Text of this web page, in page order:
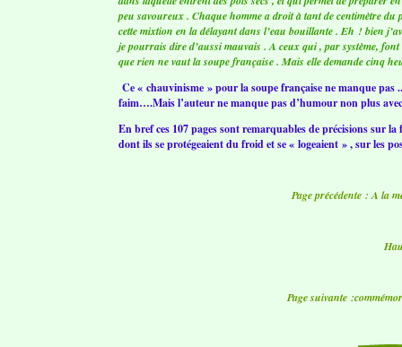
peu savoureux . Chaque homme a droit à tant de centimètre
cette mixtion en la délayant dans l’eau bouillante . Eh ! bien
je pourrais dire d’aussi mauvais . A ceux qui , par système,
que rien ne vaut la soupe française . Mais elle demande cinq
Ce « chauvinisme » pour la soupe française ne manque pas
faim….Mais l’auteur ne manque pas d’humour non plus
En bref ces 107 pages sont remarquables de précisions sur
dont ils se protégeaient du froid et se « logeaient » , sur les
Page précédente : A la
Page suivante